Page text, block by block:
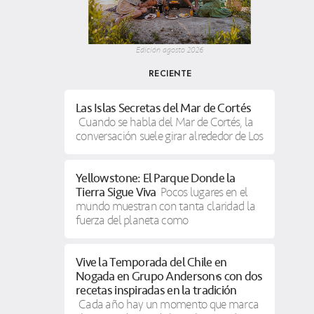
Edición agosto 2026
RECIENTE
Las Islas Secretas del Mar de Cortés
Cuando se habla del Mar de Cortés, la
conversación suele girar alrededor de Los
Yellowstone: El Parque Donde la
Tierra Sigue Viva Pocos lugares en el
mundo muestran con tanta claridad la
fuerza del planeta como
Vive la Temporada del Chile en
Nogada en Grupo Anderson’s con dos
recetas inspiradas en la tradición
Cada año hay un momento que marca